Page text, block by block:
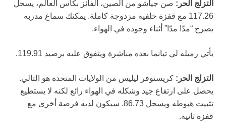
التزلج الحر: صن جياشو من الصين، الفائز بكأس العالم، يسجل
117.26 مع قفزة خلفية مزدوجة كاملة. يمكنك سماع مدربه
يصرخ “مدّ! مدّ!” أثناء وجوده في الهواء.
يأتي زميله لي تيانما بعده مباشرة ويتفوق عليه برصيد 119.91.
التزلج الحر: كريستوفر ليليس من الولايات المتحدة هو التالي.
يحصل على ارتفاع جيد وشكله في الهواء رائع لكنه لا يستطيع
تثبيت هبوطه ويسجل 86.73. سيكون لديه فرصة أخرى مع
قفزة ثانية.